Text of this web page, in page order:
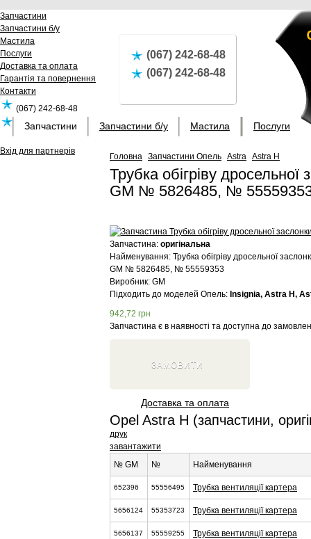
Запчастини
Запчастини б/у
Мастила
Послуги
Доставка та оплата
Гарантія та повернення
Контакти
(067) 242-68-48
(067) 242-68-48
Вхід для партнерів
(067) 242-68-48
(067) 242-68-48
Запчастини Запчастини б/у Мастила Послуги
Головна Запчастини Опель Astra Astra H
Трубка обігріву
GM № 5826485, №
Запчастина: оригінальна
Найменування: Трубка обігріву дросельної
GM № 5826485, № 55559353
Виробник: GM
Підходить до моделей Опель: Insignia, Astra H,
942,72 грн
Запчастина є в наявності та доступна до
ЗАМОВИТИ
Доставка та оплата
Opel Astra H (запчастини,
друк
завантажити
№ GM
№ Найменування
652396 55556495 Трубка вентиляції картера
5656124 55353723 Трубка вентиляції картера
5656137 55559255 Трубка вентиляції картера